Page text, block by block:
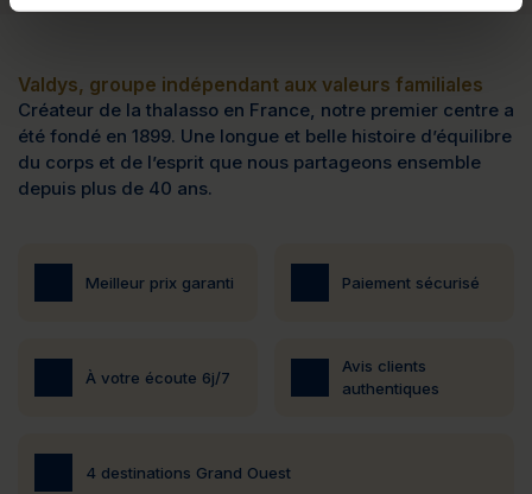
Valdys, groupe indépendant aux valeurs familiales
Créateur de la thalasso en France, notre premier centre a
été fondé en 1899. Une longue et belle histoire d’équilibre
du corps et de l’esprit que nous partageons ensemble
depuis plus de 40 ans.
Meilleur prix garanti Paiement sécurisé
À votre écoute 6j/7
Avis clients
authentiques
4 destinations Grand Ouest